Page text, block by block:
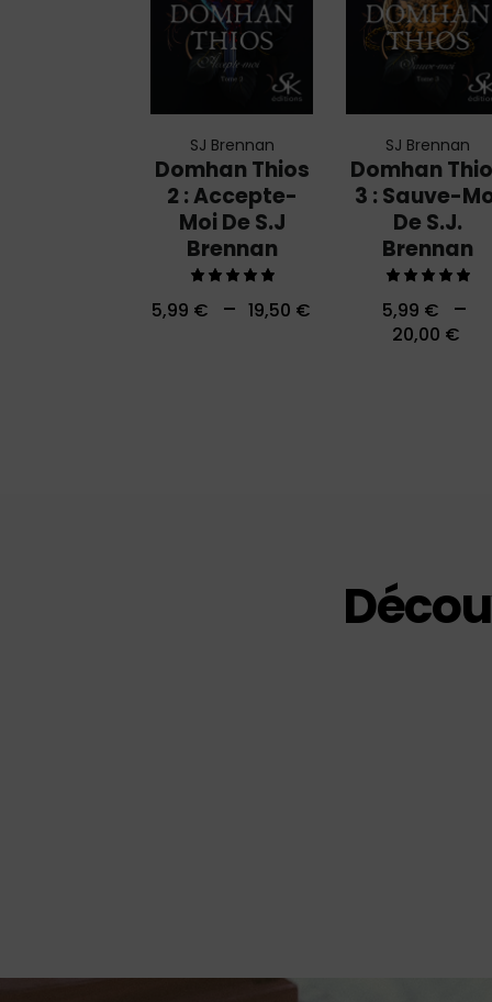
Domhan Thios
2 : Accepte-
Moi De S.J
Brennan
SJ Brennan
5,99 € – 19,50 €
5.00
Domhan
3 : Sauve-
De S.J.
Brennan
SJ Brennan
5,99 € –
20,00 €
5.00
sur 5